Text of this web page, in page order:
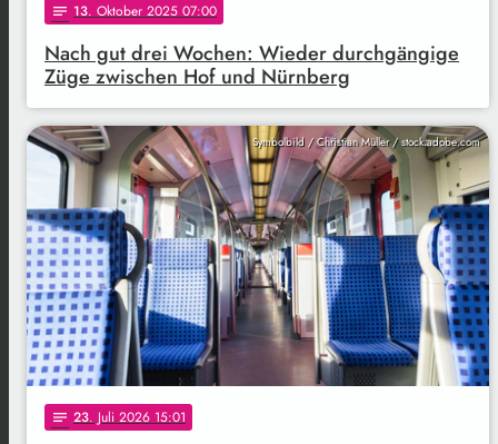
notes 13. Oktober 2025 07:00
Nach gut drei Wochen: Wieder durchgängige
Züge zwischen Hof und Nürnberg
Symbolbild / Christian Müller / stock.adobe.com
notes 23. Juli 2026 15:01